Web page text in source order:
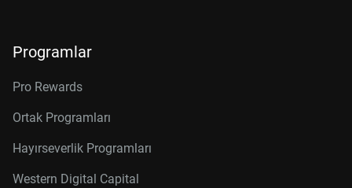
Programlar
Pro Rewards
Ortak Programları
Hayırseverlik Programları
Western Digital Capital